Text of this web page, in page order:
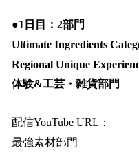
●1日目：2部門
Ultimate Ingredients
Regional Unique
体験&工芸・雑貨部門
配信YouTube URL：
最強素材部門